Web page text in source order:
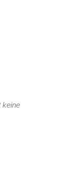
keine